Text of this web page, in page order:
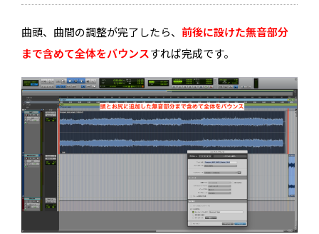
曲頭、曲間の調整が完了したら、 前後に設けた無音部分
まで含めて全体をバウンスすれば完成です。